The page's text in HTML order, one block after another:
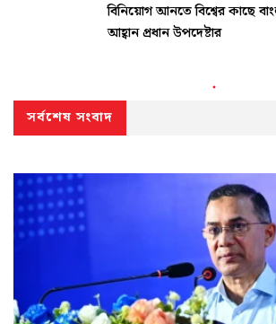
বিনিয়োগ আনতে বিশ্বের কাছে
আহ্বান প্রধান উপদেষ্টার
সর্বশেষ সংবাদ